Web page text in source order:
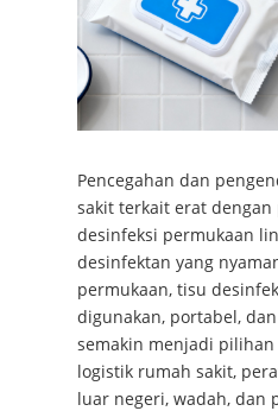
Pencegahan dan
sakit terkait erat
desinfeksi permukaan
desinfektan yang
permukaan, tisu
digunakan, portabel,
semakin menjadi
logistik rumah sakit,
luar negeri, wadah, dan